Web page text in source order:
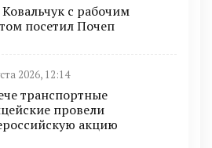
с рабочим
посетил Почеп
2026, 12:14
транспортные
провели
акцию